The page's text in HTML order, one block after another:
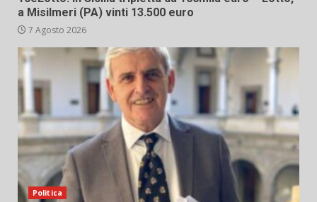
a Misilmeri (PA) vinti 13.500 euro
7 Agosto 2026
Politica